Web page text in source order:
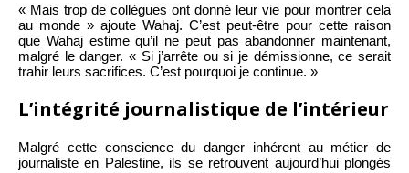
« Mais trop de collègues ont donné leur vie pour montrer cela
au monde » ajoute Wahaj. C’est peut-être pour cette raison
que Wahaj estime qu’il ne peut pas abandonner maintenant,
malgré le danger. « Si j’arrête ou si je démissionne, ce serait
trahir leurs sacrifices. C’est pourquoi je continue. »
L’intégrité journalistique de l’intérieur
Malgré cette conscience du danger inhérent au métier de
journaliste en Palestine, ils se retrouvent aujourd’hui plongés